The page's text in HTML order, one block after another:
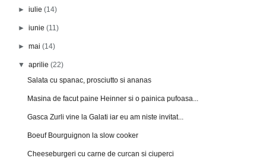
►iulie(14)
►iunie(11)
►mai(14)
▼aprilie(22)
Salata cu spanac, prosciutto si ananas
Masina de facut paine Heinner si o painica pufoasa...
Gasca Zurli vine la Galati iar eu am niste invitat...
Boeuf Bourguignon la slow cooker
Cheeseburgeri cu carne de curcan si ciuperci